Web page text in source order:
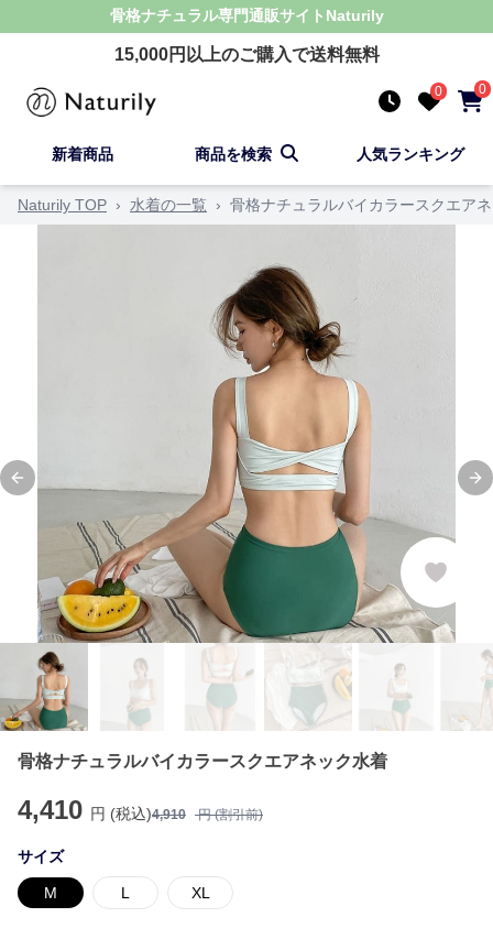
骨格ナチュラル専門通販サイト Naturily
15,000円以上のご購入で送料無料
0 0
新着商品 商品を検索 人気ランキング
Naturily TOP › 水着の一覧 › 骨格ナチュラルバイカラースクエア
Previous slide
骨格ナチュラルバイカラースクエアネック水着
4,410 円 (税込)4,910 円 (割引前)
サイズ
M L XL